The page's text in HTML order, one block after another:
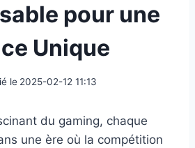
pour une
Unique
le 2025-02-12 11:13
du gaming, chaque
une ère où la compétition